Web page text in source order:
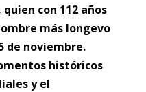
con 112 años
más longevo
de noviembre.
históricos
y el